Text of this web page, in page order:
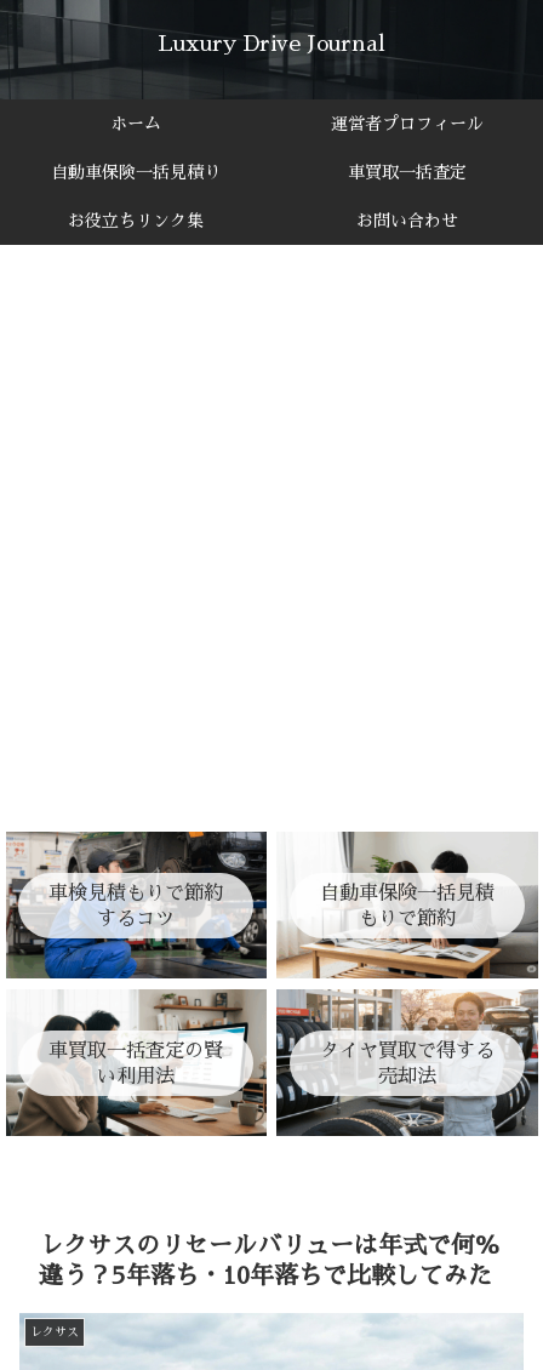
Luxury Drive Journal
ホーム 運営者プロフィール
自動車保険一括見積り 車買取一括査定
お役立ちリンク集 お問い合わせ
車検見積もりで節約
するコツ
自動車保険一括見積
もりで節約
車買取一括査定の賢
い利用法
タイヤ買取で得する
売却法
レクサスのリセールバリューは年式で何％
違う？5年落ち・10年落ちで比較してみた
レクサス